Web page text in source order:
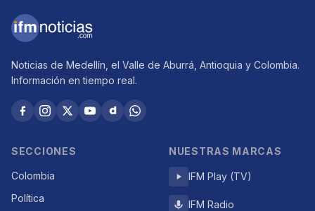
Noticias de Medellín, el Valle de Aburrá, Antioquia y Colombia.
Información en tiempo real.
SECCIONES
Colombia
Política
NUESTRAS MARCAS
IFM Play (TV)
IFM Radio